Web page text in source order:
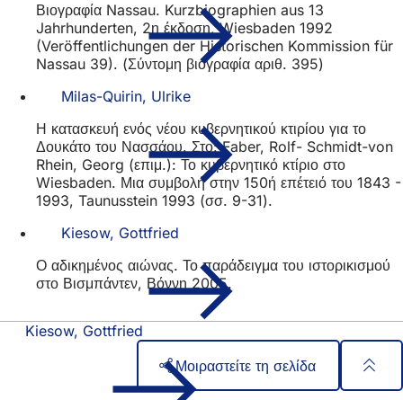
Βιογραφία Nassau. Kurzbiographien aus 13
Jahrhunderten, 2η έκδοση, Wiesbaden 1992
(Veröffentlichungen der Historischen Kommission für
Nassau 39). (Σύντομη βιογραφία αριθ. 395)
Milas-Quirin, Ulrike
Η κατασκευή ενός νέου κυβερνητικού κτιρίου για το
Δουκάτο του Νασσάου. Στο: Faber, Rolf- Schmidt-von
Rhein, Georg (επιμ.): Το κυβερνητικό κτίριο στο
Wiesbaden. Μια συμβολή στην 150ή επέτειό του 1843 -
1993, Taunusstein 1993 (σσ. 9-31).
Kiesow, Gottfried
Ο αδικημένος αιώνας. Το παράδειγμα του ιστορικισμού
στο Βισμπάντεν, Βόννη 2005.
Kiesow, Gottfried
Μοιραστείτε τη σελίδα